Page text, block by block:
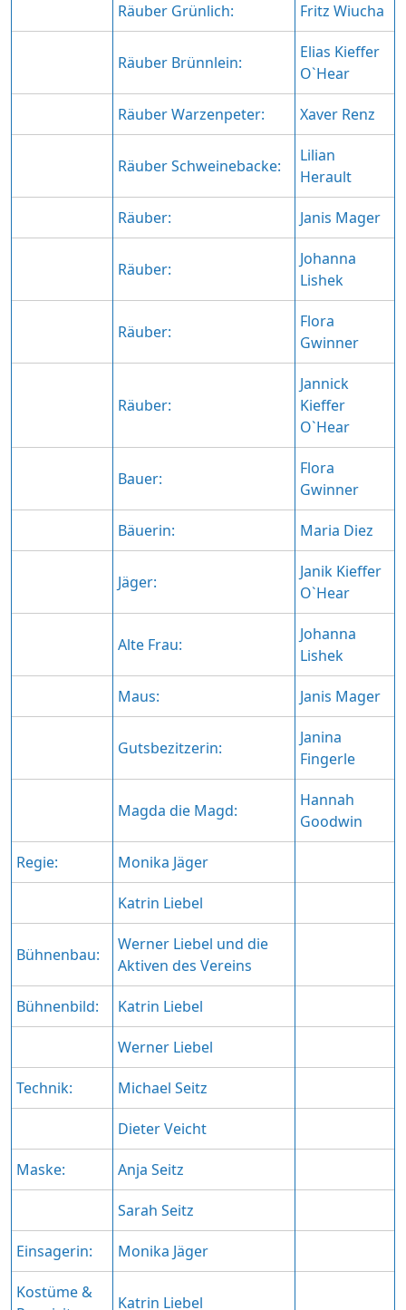
Räuber Grünlich: Fritz Wiucha
Räuber Brünnlein:
Elias Kieffer
O`Hear
Räuber Warzenpeter: Xaver Renz
Räuber Schweinebacke:
Lilian
Herault
Räuber: Janis Mager
Räuber:
Johanna
Lishek
Räuber:
Flora
Gwinner
Räuber:
Jannick
Kieffer
O`Hear
Bauer:
Flora
Gwinner
Bäuerin: Maria Diez
Jäger:
Janik Kieffer
O`Hear
Alte Frau:
Johanna
Lishek
Maus: Janis Mager
Gutsbezitzerin:
Janina
Fingerle
Magda die Magd:
Hannah
Goodwin
Regie: Monika Jäger
Katrin Liebel
Bühnenbau:
Werner Liebel und die
Aktiven des Vereins
Bühnenbild: Katrin Liebel
Werner Liebel
Technik: Michael Seitz
Dieter Veicht
Maske: Anja Seitz
Sarah Seitz
Einsagerin: Monika Jäger
Kostüme &
Katrin Liebel